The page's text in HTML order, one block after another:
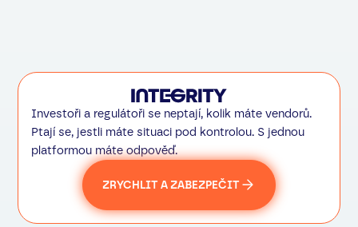
Investoři a regulátoři se neptají, kolik máte vendorů.
Ptají se, jestli máte situaci pod kontrolou. S jednou
platformou máte odpověď.
ZRYCHLIT A ZABEZPEČIT